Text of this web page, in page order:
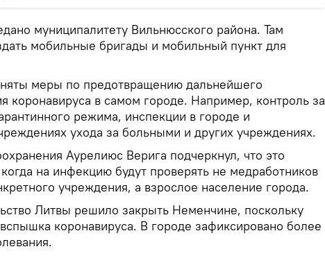
муниципалитету Вильнюсского района. Там
мобильные бригады и мобильный пункт для
меры по предотвращению дальнейшего
коронавируса в самом городе. Например, контроль за
режима, инспекции в городе и
ухода за больными и других учреждениях.
Аурелиюс Верига подчеркнул, что это
на инфекцию будут проверять не медработников
учреждения, а взрослое население города.
Литвы решило закрыть Неменчине, поскольку
коронавируса. В городе зафиксировано более